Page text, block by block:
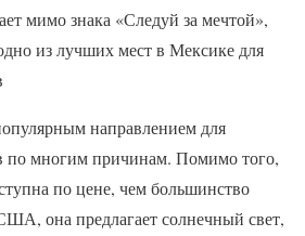
мимо знака «Следуй за мечтой»,
из лучших мест в Мексике для
направлением для
по многим причинам. Помимо того,
по цене, чем большинство
она предлагает солнечный свет,